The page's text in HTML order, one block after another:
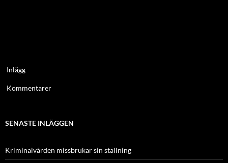
Inlägg
Kommentarer
SENASTE INLÄGGEN
Kriminalvården missbrukar sin ställning